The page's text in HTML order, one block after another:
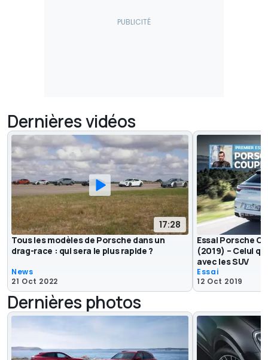
Dernières vidéos
17:28
Tous les modèles de Porsche dans un
drag-race : qui sera le plus rapide ?
News
21 Oct 2022
Essai Porsche
(2019) – Celui
avec les SUV
Essai
12 Oct 2019
Dernières photos